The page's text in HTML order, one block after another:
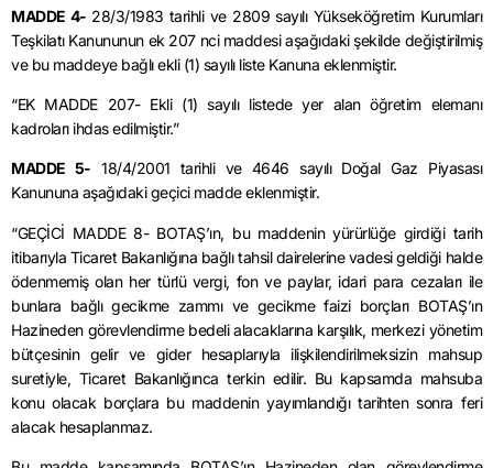
MADDE 4- 28/3/1983 tarihli ve 2809 sayılı Yükseköğretim Kurumları
Teşkilatı Kanununun ek 207 nci maddesi aşağıdaki şekilde değiştirilmiş
ve bu maddeye bağlı ekli (1) sayılı liste Kanuna eklenmiştir.
“EK MADDE 207- Ekli (1) sayılı listede yer alan öğretim elemanı
kadroları ihdas edilmiştir.”
MADDE 5- 18/4/2001 tarihli ve 4646 sayılı Doğal Gaz Piyasası
Kanununa aşağıdaki geçici madde eklenmiştir.
“GEÇİCİ MADDE 8- BOTAŞ’ın, bu maddenin yürürlüğe girdiği tarih
itibarıyla Ticaret Bakanlığına bağlı tahsil dairelerine vadesi geldiği halde
ödenmemiş olan her türlü vergi, fon ve paylar, idari para cezaları ile
bunlara bağlı gecikme zammı ve gecikme faizi borçları BOTAŞ’ın
Hazineden görevlendirme bedeli alacaklarına karşılık, merkezi yönetim
bütçesinin gelir ve gider hesaplarıyla ilişkilendirilmeksizin mahsup
suretiyle, Ticaret Bakanlığınca terkin edilir. Bu kapsamda mahsuba
konu olacak borçlara bu maddenin yayımlandığı tarihten sonra feri
alacak hesaplanmaz.